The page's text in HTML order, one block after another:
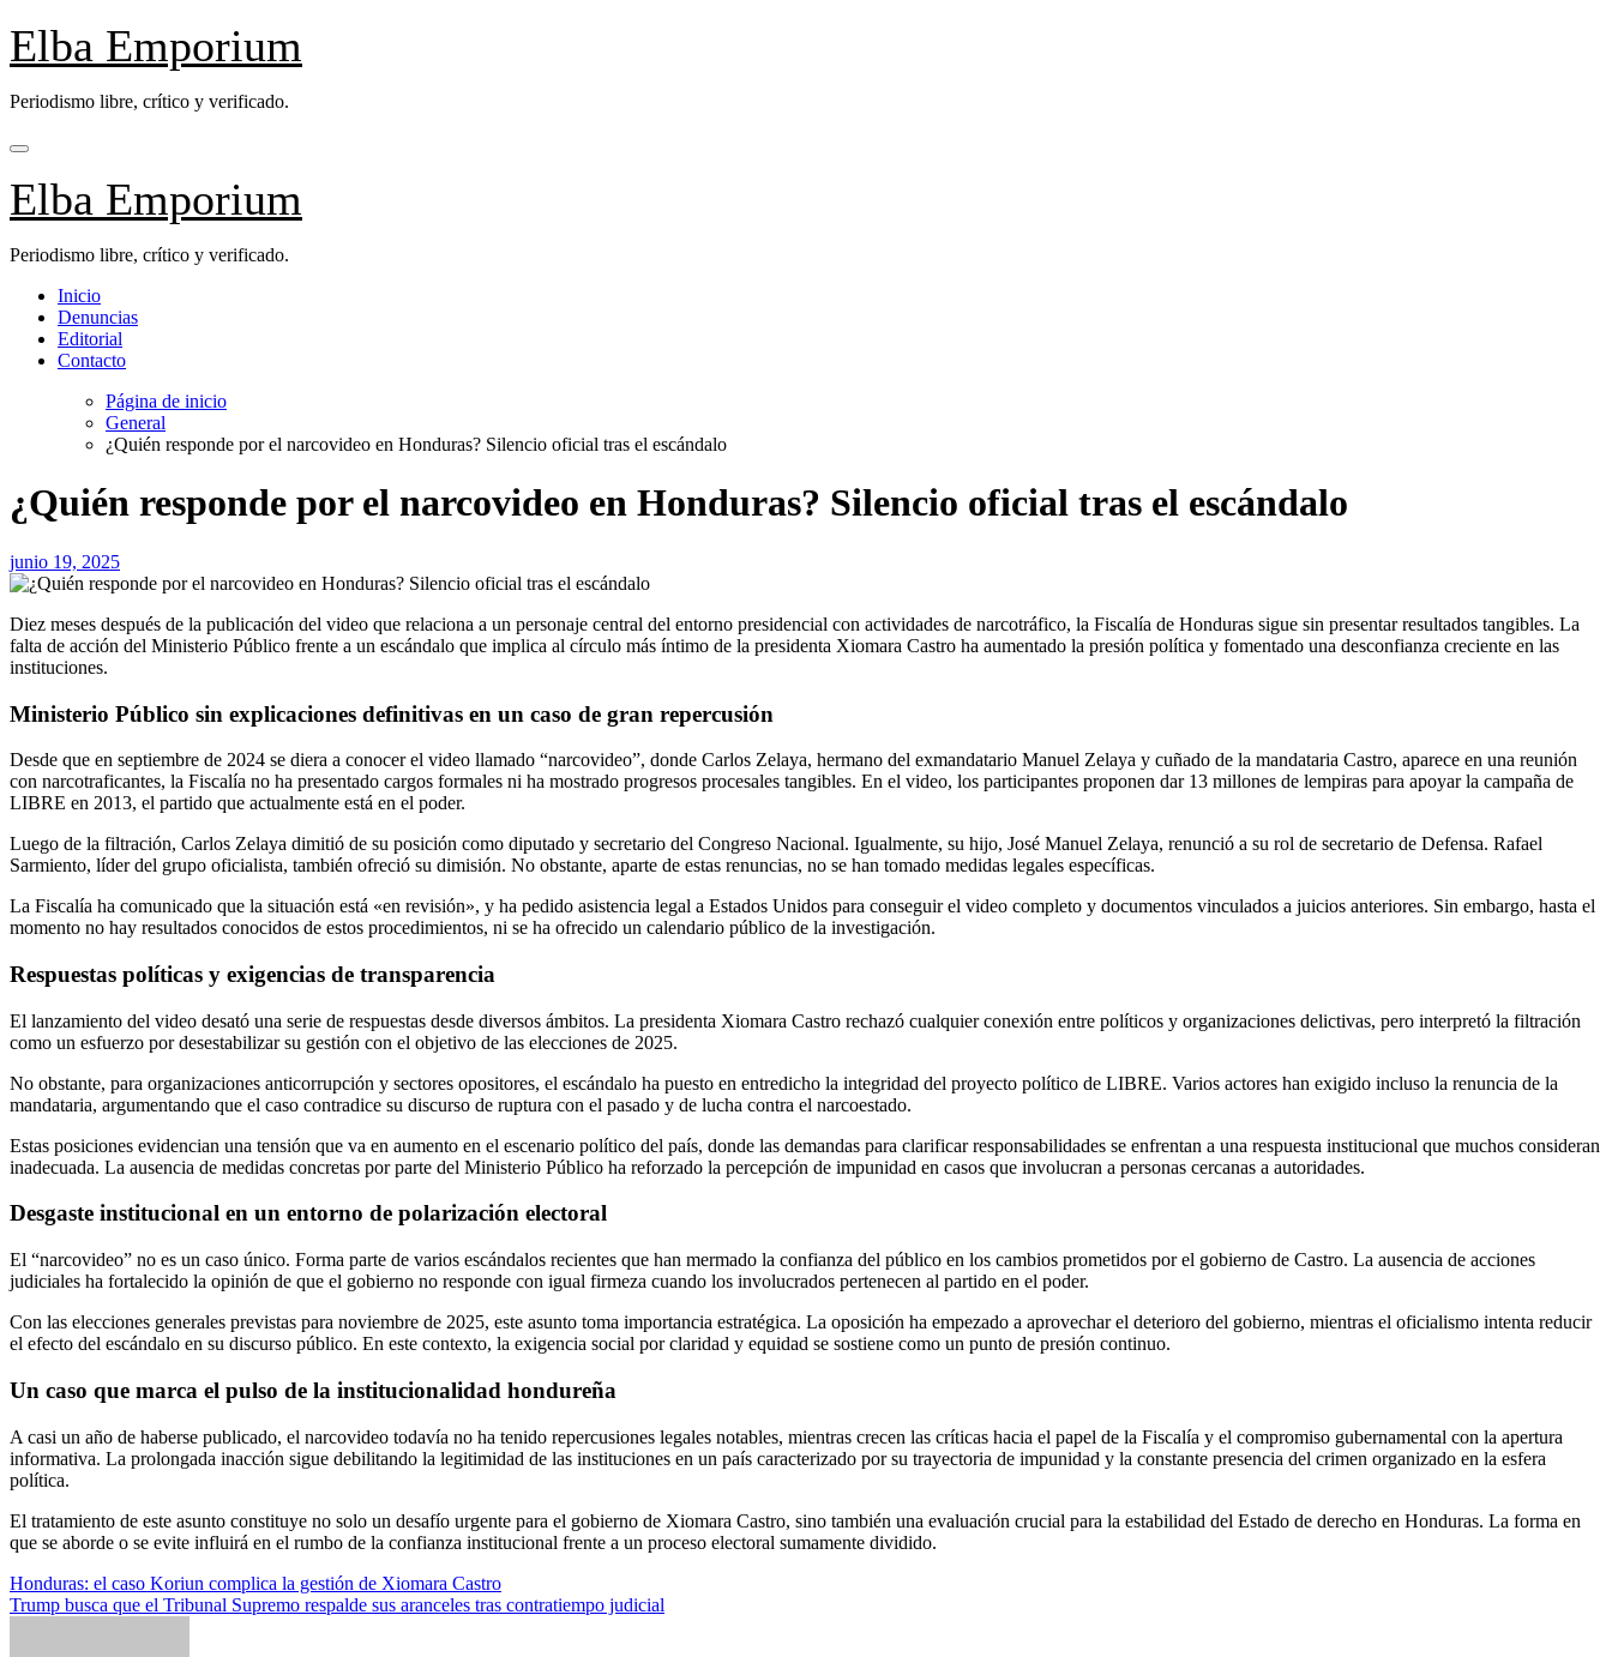
Saltar
al
contenido
Elba Emporium
Periodismo libre, crítico y verificado.
Elba Emporium
Periodismo libre, crítico y verificado.
Inicio
Denuncias
Editorial
Contacto
Página de inicio
General
¿Quién responde por el narcovideo en Honduras? Silencio oficial tras el escándalo
¿Quién responde por el narcovideo en Honduras? Silencio oficial tras el escándalo
junio 19, 2025
Diez meses después de la publicación del video que relaciona a un personaje central del entorno presidencial con actividades de narcotráfico, la Fiscalía de Honduras sigue sin presentar resultados tangibles. La
falta de acción del Ministerio Público frente a un escándalo que implica al círculo más íntimo de la presidenta Xiomara Castro ha aumentado la presión política y fomentado una desconfianza creciente en las
instituciones.
Ministerio Público sin explicaciones definitivas en un caso de gran repercusión
Desde que en septiembre de 2024 se diera a conocer el video llamado “narcovideo”, donde Carlos Zelaya, hermano del exmandatario Manuel Zelaya y cuñado de la mandataria Castro, aparece en una reunión
con narcotraficantes, la Fiscalía no ha presentado cargos formales ni ha mostrado progresos procesales tangibles. En el video, los participantes proponen dar 13 millones de lempiras para apoyar la campaña de
LIBRE en 2013, el partido que actualmente está en el poder.
Luego de la filtración, Carlos Zelaya dimitió de su posición como diputado y secretario del Congreso Nacional. Igualmente, su hijo, José Manuel Zelaya, renunció a su rol de secretario de Defensa. Rafael
Sarmiento, líder del grupo oficialista, también ofreció su dimisión. No obstante, aparte de estas renuncias, no se han tomado medidas legales específicas.
La Fiscalía ha comunicado que la situación está «en revisión», y ha pedido asistencia legal a Estados Unidos para conseguir el video completo y documentos vinculados a juicios anteriores. Sin embargo, hasta el
momento no hay resultados conocidos de estos procedimientos, ni se ha ofrecido un calendario público de la investigación.
Respuestas políticas y exigencias de transparencia
El lanzamiento del video desató una serie de respuestas desde diversos ámbitos. La presidenta Xiomara Castro rechazó cualquier conexión entre políticos y organizaciones delictivas, pero interpretó la filtración
como un esfuerzo por desestabilizar su gestión con el objetivo de las elecciones de 2025.
No obstante, para organizaciones anticorrupción y sectores opositores, el escándalo ha puesto en entredicho la integridad del proyecto político de LIBRE. Varios actores han exigido incluso la renuncia de la
mandataria, argumentando que el caso contradice su discurso de ruptura con el pasado y de lucha contra el narcoestado.
Estas posiciones evidencian una tensión que va en aumento en el escenario político del país, donde las demandas para clarificar responsabilidades se enfrentan a una respuesta institucional que muchos consideran
inadecuada. La ausencia de medidas concretas por parte del Ministerio Público ha reforzado la percepción de impunidad en casos que involucran a personas cercanas a autoridades.
Desgaste institucional en un entorno de polarización electoral
El “narcovideo” no es un caso único. Forma parte de varios escándalos recientes que han mermado la confianza del público en los cambios prometidos por el gobierno de Castro. La ausencia de acciones
judiciales ha fortalecido la opinión de que el gobierno no responde con igual firmeza cuando los involucrados pertenecen al partido en el poder.
Con las elecciones generales previstas para noviembre de 2025, este asunto toma importancia estratégica. La oposición ha empezado a aprovechar el deterioro del gobierno, mientras el oficialismo intenta reducir
el efecto del escándalo en su discurso público. En este contexto, la exigencia social por claridad y equidad se sostiene como un punto de presión continuo.
Un caso que marca el pulso de la institucionalidad hondureña
A casi un año de haberse publicado, el narcovideo todavía no ha tenido repercusiones legales notables, mientras crecen las críticas hacia el papel de la Fiscalía y el compromiso gubernamental con la apertura
informativa. La prolongada inacción sigue debilitando la legitimidad de las instituciones en un país caracterizado por su trayectoria de impunidad y la constante presencia del crimen organizado en la esfera
política.
El tratamiento de este asunto constituye no solo un desafío urgente para el gobierno de Xiomara Castro, sino también una evaluación crucial para la estabilidad del Estado de derecho en Honduras. La forma en
que se aborde o se evite influirá en el rumbo de la confianza institucional frente a un proceso electoral sumamente dividido.
Navegación
de
Honduras: el caso Koriun complica la gestión de Xiomara Castro
Trump busca que el Tribunal Supremo respalde sus aranceles tras contratiempo judicial